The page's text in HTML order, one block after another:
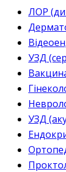
ЛОР
УЗД
УЗД